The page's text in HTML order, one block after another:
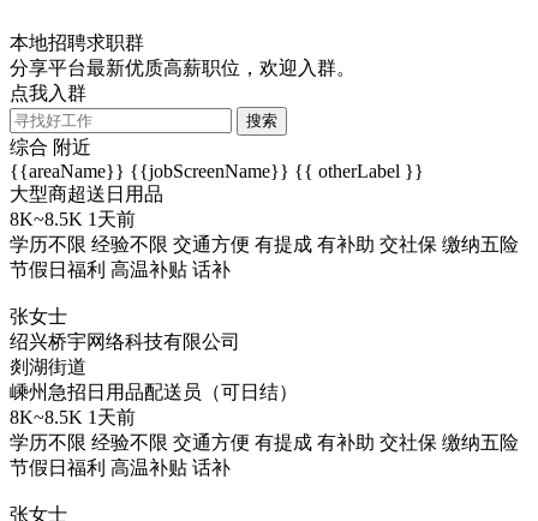
本地招聘求职群
分享平台最新优质高薪职位，欢迎入群。
点我入群
搜索
综合 附近
{{areaName}} {{jobScreenName}} {{ otherLabel }}
大型商超送日用品
8K~8.5K 1天前
学历不限 经验不限 交通方便 有提成 有补助 交社保 缴纳五险
节假日福利 高温补贴 话补
张女士
绍兴桥宇网络科技有限公司
剡湖街道
嵊州急招日用品配送员（可日结）
8K~8.5K 1天前
学历不限 经验不限 交通方便 有提成 有补助 交社保 缴纳五险
节假日福利 高温补贴 话补
张女士